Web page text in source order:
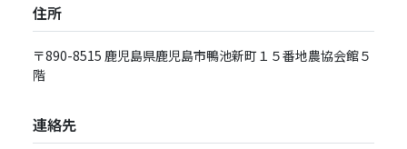
住所
〒890-8515 ⿅児島県⿅児島市鴨池新町１５番地農協会館５
階
連絡先